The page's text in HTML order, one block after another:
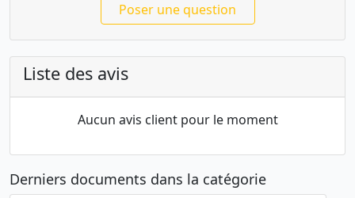
Poser une question
Liste des avis
Aucun avis client pour le moment
Derniers documents dans la catégorie